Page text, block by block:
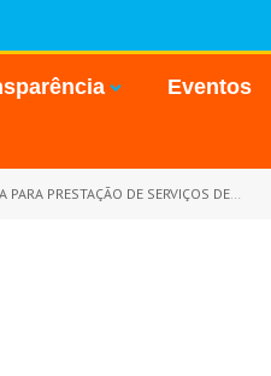
Eventos
DE SERVIÇOS DE HOTELARIA)